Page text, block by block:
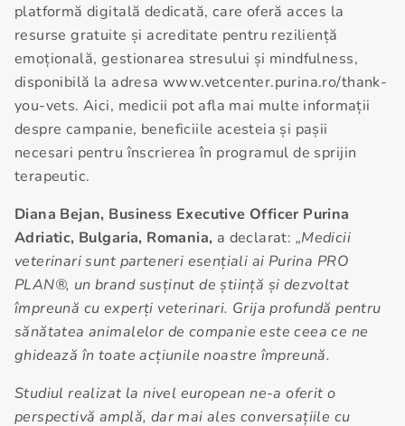
platformă digitală dedicată, care oferă acces la
resurse gratuite și acreditate pentru reziliență
emoțională, gestionarea stresului și mindfulness,
disponibilă la adresa www.vetcenter.purina.ro/thank-
you-vets. Aici, medicii pot afla mai multe informații
despre campanie, beneficiile acesteia și pașii
necesari pentru înscrierea în programul de sprijin
terapeutic.
Diana Bejan, Business Executive Officer Purina
Adriatic, Bulgaria, Romania, a declarat: „Medicii
veterinari sunt parteneri esențiali ai Purina PRO
PLAN®, un brand susținut de știință și dezvoltat
împreună cu experți veterinari. Grija profundă pentru
sănătatea animalelor de companie este ceea ce ne
ghidează în toate acțiunile noastre împreună.
Studiul realizat la nivel european ne-a oferit o
perspectivă amplă, dar mai ales conversațiile cu